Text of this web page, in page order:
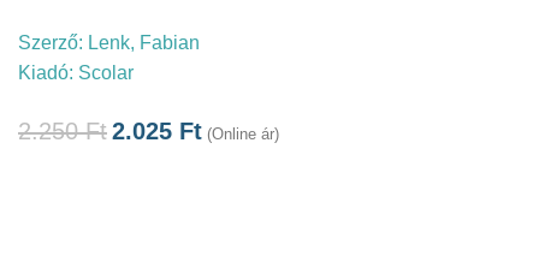
Szerző: Lenk, Fabian
Kiadó: Scolar
2.250Ft2.025 Ft (Online ár)